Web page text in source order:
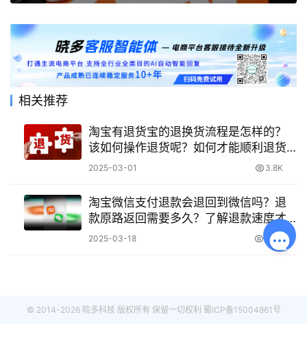
相关推荐
淘宝有退货宝的退换货流程是怎样的？
该如何操作退货呢？如何才能顺利退货
保障自己的权益呢？
2025-03-01 3.8K
淘宝微信支付退款会退回到微信吗？退
款原路返回需要多久？了解退款速度才
能更好地规划资金安排！
2025-03-18 3.0K
© 2014-2026 晓多科技 版权所有 保留一切权利 蜀ICP备15004861号